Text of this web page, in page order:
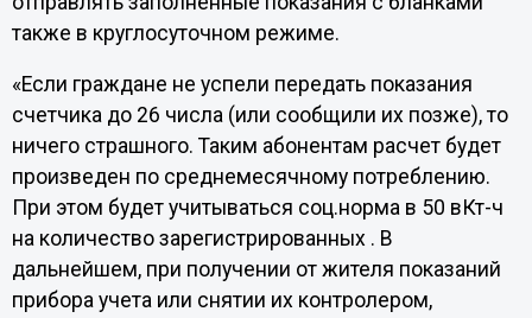
также в круглосуточном режиме.
«Если граждане не успели передать показания
счетчика до 26 числа (или сообщили их позже), то
ничего страшного. Таким абонентам расчет будет
произведен по среднемесячному потреблению.
При этом будет учитываться соц.норма в 50 вКт-ч
на количество зарегистрированных . В
дальнейшем, при получении от жителя показаний
прибора учета или снятии их контролером,